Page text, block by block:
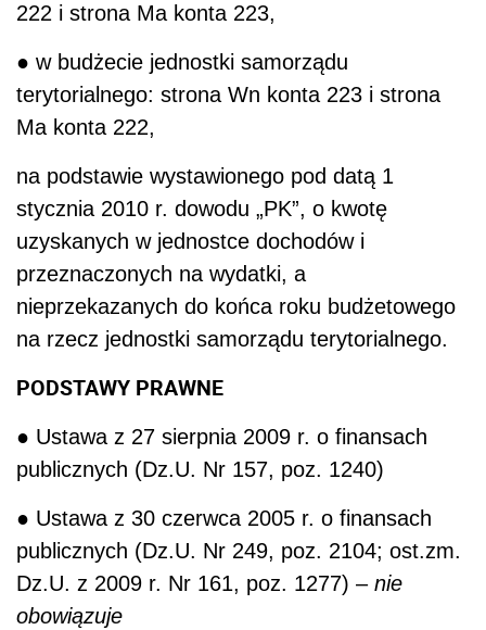
222 i strona Ma konta 223,
● w budżecie jednostki samorządu
terytorialnego: strona Wn konta 223 i strona
Ma konta 222,
na podstawie wystawionego pod datą 1
stycznia 2010 r. dowodu „PK”, o kwotę
uzyskanych w jednostce dochodów i
przeznaczonych na wydatki, a
nieprzekazanych do końca roku budżetowego
na rzecz jednostki samorządu terytorialnego.
PODSTAWY PRAWNE
● Ustawa z 27 sierpnia 2009 r. o finansach
publicznych (Dz.U. Nr 157, poz. 1240)
● Ustawa z 30 czerwca 2005 r. o finansach
publicznych (Dz.U. Nr 249, poz. 2104; ost.zm.
Dz.U. z 2009 r. Nr 161, poz. 1277) – nie
obowiązuje